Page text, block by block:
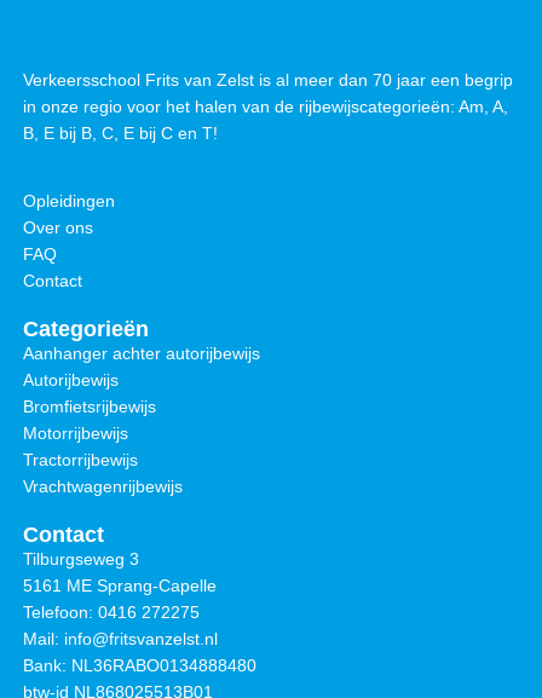
Verkeersschool Frits van Zelst is al meer dan 70 jaar een begrip
in onze regio voor het halen van de rijbewijscategorieën: Am, A,
B, E bij B, C, E bij C en T!
Opleidingen
Over ons
FAQ
Contact
Categorieën
Aanhanger achter autorijbewijs
Autorijbewijs
Bromfietsrijbewijs
Motorrijbewijs
Tractorrijbewijs
Vrachtwagenrijbewijs
Contact
Tilburgseweg 3
5161 ME Sprang-Capelle
Telefoon: 0416 272275
Mail: info@fritsvanzelst.nl
Bank: NL36RABO0134888480
btw-id NL868025513B01